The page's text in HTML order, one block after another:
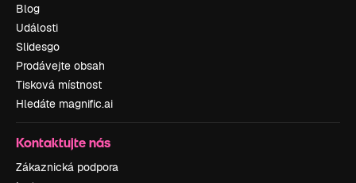
Blog
Události
Slidesgo
Prodávejte obsah
Tisková místnost
Hledáte magnific.ai
Kontaktujte nás
Zákaznická podpora